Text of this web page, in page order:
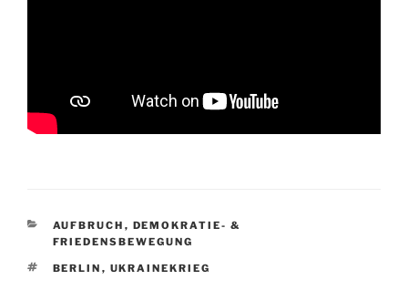
KATEGORIEN
AUFBRUCH , DEMOKRATIE- &
FRIEDENSBEWEGUNG
SCHLAGWÖRTER
BERLIN , UKRAINEKRIEG